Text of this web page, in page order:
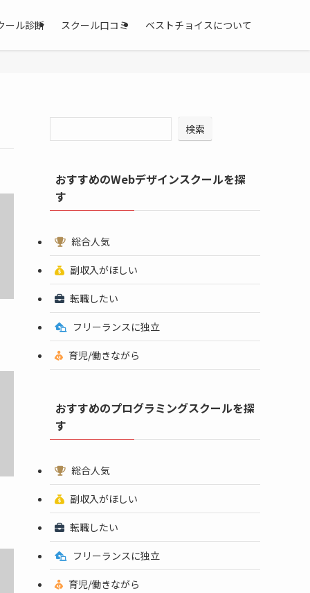
ール診断 スクール口コミ ベストチョイスについて
検索
おすすめのWebデザインスクールを探
す
総合人気
副収入がほしい
転職したい
フリーランスに独立
育児/働きながら
おすすめのプログラミングスクールを探
す
総合人気
副収入がほしい
転職したい
フリーランスに独立
育児/働きながら